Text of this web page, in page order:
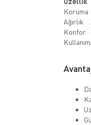
Koruma
Ağırlık
Konfor
Kullanım